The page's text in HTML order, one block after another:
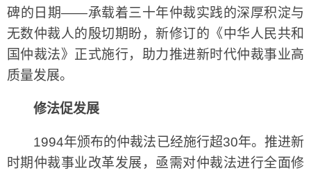
碑的日期——承载着三十年仲裁实践的深厚积淀与
无数仲裁人的殷切期盼，新修订的《中华人民共和
国仲裁法》正式施行，助力推进新时代仲裁事业高
质量发展。
修法促发展
1994年颁布的仲裁法已经施行超30年。推进新
时期仲裁事业改革发展，亟需对仲裁法进行全面修